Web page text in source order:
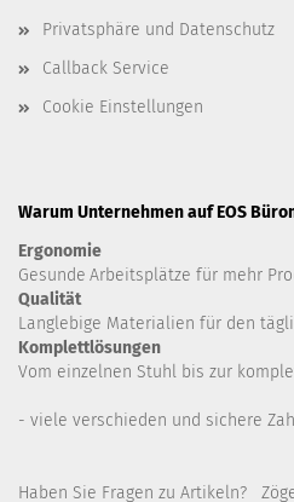
Privatsphäre und Datenschutz
Callback Service
Cookie Einstellungen
Warum Unternehmen auf EOS
Ergonomie
Gesunde Arbeitsplätze für mehr
Qualität
Langlebige Materialien für den
Komplettlösungen
Vom einzelnen Stuhl bis zur
- viele verschieden und sichere
Haben Sie Fragen zu Artikeln?